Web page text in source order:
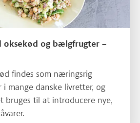
oksekød og bælgfrugter –
findes som næringsrig
mange danske livretter, og
bruges til at introducere nye,